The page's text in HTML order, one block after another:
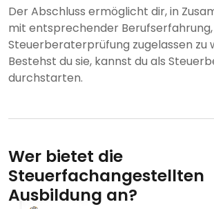
Der Abschluss ermöglicht dir, in
mit entsprechender
Steuerberaterprüfung zugelassen zu
Bestehst du sie, kannst du als
durchstarten.
Wer bietet die
Steuerfachangestellten
Ausbildung an?